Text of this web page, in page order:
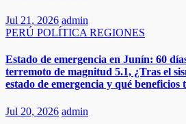
Jul 21, 2026 admin
PERÚ POLÍTICA REGIONES
Estado de emergencia en Junín: 60
terremoto de magnitud 5.1, ¿Tras el
estado de emergencia y qué beneficios
Jul 20, 2026 admin